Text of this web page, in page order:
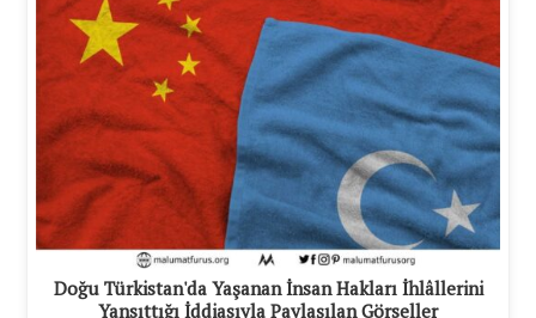
Doğu Türkistan'da Yaşanan İnsan Hakları İhlâllerini
Yansıttığı İddiasıyla Paylaşılan Görseller